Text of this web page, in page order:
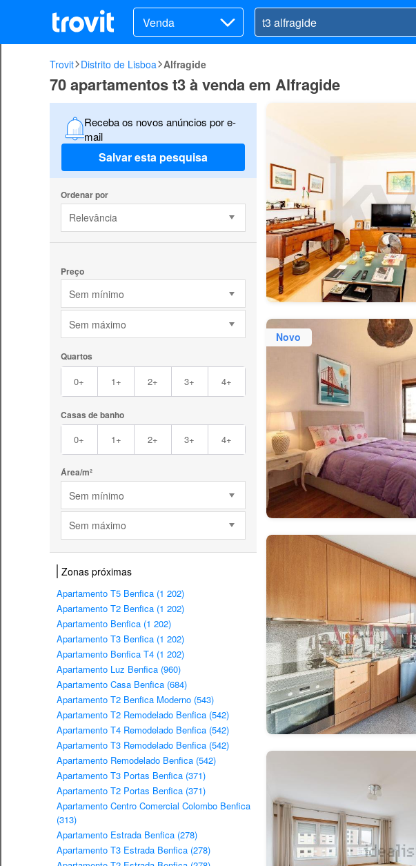
Venda
Trovit Distrito de Lisboa Alfragide
70 apartamentos t3 à venda em Alfragide
Receba os novos anúncios por e-
mail
Salvar esta pesquisa
Ordenar por
Relevância
Preço
Sem mínimo
Sem máximo
Quartos
0+ 1+ 2+ 3+ 4+
Casas de banho
0+ 1+ 2+ 3+ 4+
Área/m²
Sem mínimo
Sem máximo
Zonas próximas
Apartamento T5 Benfica (1 202)
Apartamento T2 Benfica (1 202)
Apartamento Benfica (1 202)
Apartamento T3 Benfica (1 202)
Apartamento Benfica T4 (1 202)
Apartamento Luz Benfica (960)
Apartamento Casa Benfica (684)
Apartamento T2 Benfica Moderno (543)
Apartamento T2 Remodelado Benfica (542)
Apartamento T4 Remodelado Benfica (542)
Apartamento T3 Remodelado Benfica (542)
Apartamento Remodelado Benfica (542)
Apartamento T3 Portas Benfica (371)
Apartamento T2 Portas Benfica (371)
Apartamento Centro Comercial Colombo Benfica
(313)
Apartamento Estrada Benfica (278)
Apartamento T3 Estrada Benfica (278)
Novo